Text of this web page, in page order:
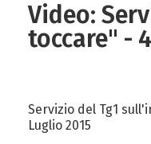
Video:
toccare" -
Servizio del Tg1
Luglio 2015